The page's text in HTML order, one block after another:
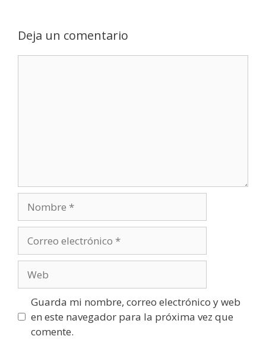
Deja un comentario
Guarda mi nombre, correo electrónico y web
en este navegador para la próxima vez que
comente.